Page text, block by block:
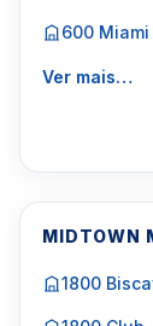
600
Ver mais…
MIDTOWN
1800